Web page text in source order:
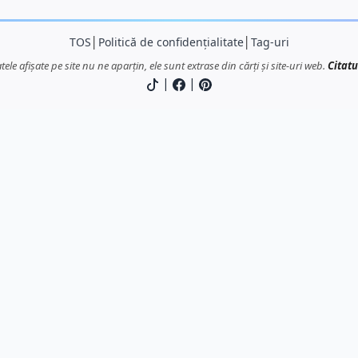
TOS Politică de confidențialitate│ Tag-uri
afișate pe site nu ne aparțin, ele sunt extrase din cărți și site-uri web.
| |